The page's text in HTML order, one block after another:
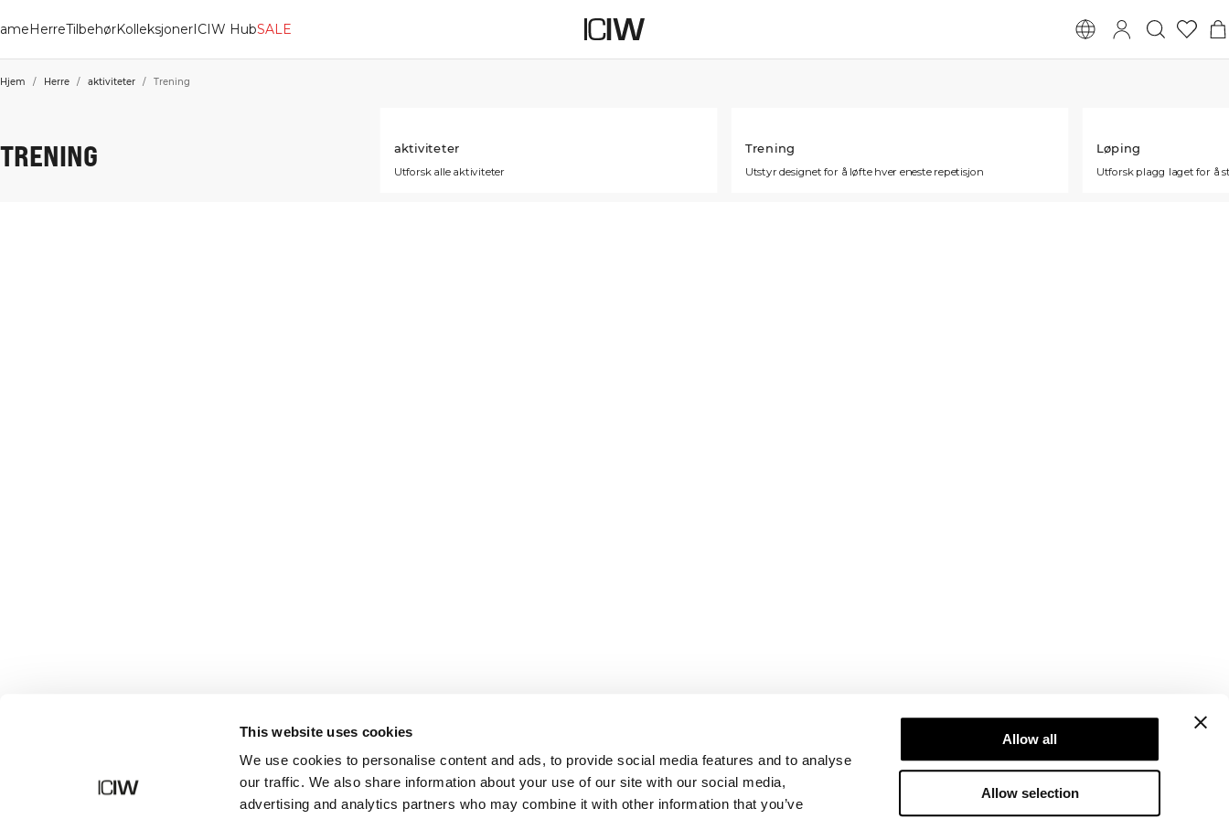
This website uses cookies
We use cookies to personalise content and ads, to provide social media features and to analyse
our traffic. We also share information about your use of our site with our social media,
advertising and analytics partners who may combine it with other information that you’ve
Allow all
Allow selection
HerreTilbehørKolleksjonerICIW HubSALE
Hjem / Herre / aktiviteter / Trening
TRENING aktiviteter
Utforsk alle aktiviteter
Trening
Utstyr designet for å løfte hver eneste repetisjon
Løping
Utforsk plagg laget for å
Shop
Newsletter
Abonner på nyhetsbrevet vårt! Få eksklusive
tilbud, de siste nyhetene våre og mye mer.